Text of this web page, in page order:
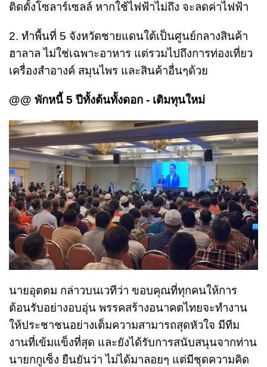
ติดตั้งโซลาร์เซลล์ หากใช้ไฟฟ้าไม่ถึง จะลดค่าไฟฟ้า
2. ทำพื้นที่ 5 จังหวัดชายแดนใต้เป็นศูนย์กลางสินค้า
ฮาลาล ไม่ใช่เฉพาะอาหาร แต่รวมไปถึงการท่องเที่ยว
เครื่องสำอางค์ สมุนไพร และสินค้าอื่นๆด้วย
@@ พักหนี้ 5 ปีทั้งต้นทั้งดอก - เติมทุนใหม่
นายอุตตม กล่าวบนเวทีว่า ขอบคุณที่ทุกคนให้การ
ต้อนรับอย่างอบอุ่น พรรคสร้างอนาคตไทยจะทำงาน
ให้ประชาชนอย่างเต็มความสามารถสุดหัวใจ มีทีม
งานที่เข้มแข็งที่สุด และยังได้รับการสนับสนุนจากท่าน
นายกกูเซ็ง ยืนยันว่า ไม่ได้มาลอยๆ แต่มีชุดความคิด